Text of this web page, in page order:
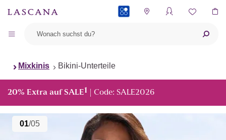
Mixkinis Bikini-Unterteile
20% Extra auf SALE1 | Code: SALE2026
01/05